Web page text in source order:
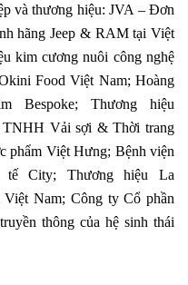
và thương hiệu:JVA – Đơn
hãng Jeep & RAM tại Việt
kim cương nuôi công nghệ
Food Việt Nam; Hoàng
Bespoke; Thương hiệu
TNHH Vải sợi & Thời trang
Việt Hưng; Bệnh viện
City; Thương hiệu La
Việt Nam; Công ty Cổ phần
thông của hệ sinh thái